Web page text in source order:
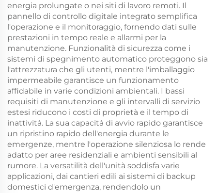
energia prolungate o nei siti di lavoro remoti. Il
pannello di controllo digitale integrato semplifica
l'operazione e il monitoraggio, fornendo dati sulle
prestazioni in tempo reale e allarmi per la
manutenzione. Funzionalità di sicurezza come i
sistemi di spegnimento automatico proteggono sia
l'attrezzatura che gli utenti, mentre l'imballaggio
impermeabile garantisce un funzionamento
affidabile in varie condizioni ambientali. I bassi
requisiti di manutenzione e gli intervalli di servizio
estesi riducono i costi di proprietà e il tempo di
inattività. La sua capacità di avvio rapido garantisce
un ripristino rapido dell'energia durante le
emergenze, mentre l'operazione silenziosa lo rende
adatto per aree residenziali e ambienti sensibili al
rumore. La versatilità dell'unità soddisfa varie
applicazioni, dai cantieri edili ai sistemi di backup
domestici d'emergenza, rendendolo un